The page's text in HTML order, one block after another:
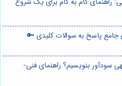
جامع پاسخ به سوالات کلیدی 🔑
سودآور بنویسیم؟ راهنمای فنی-